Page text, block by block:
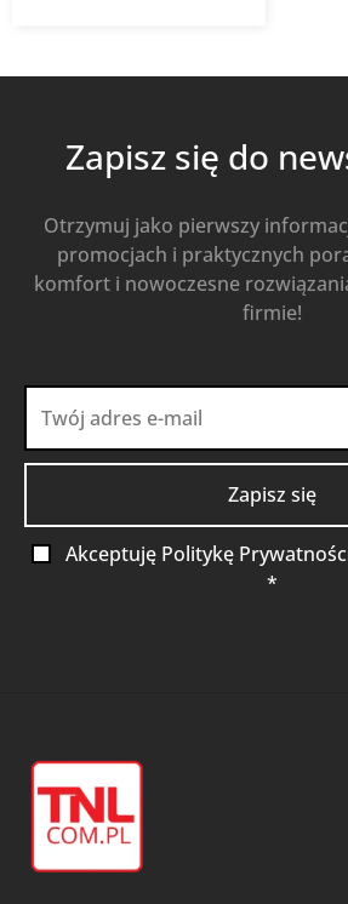
Zapisz się do
Otrzymuj jako pierwszy
promocjach i praktycznych
komfort i nowoczesne
firmie!
Akceptuję Politykę
*